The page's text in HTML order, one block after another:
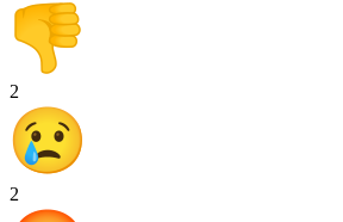
2
2